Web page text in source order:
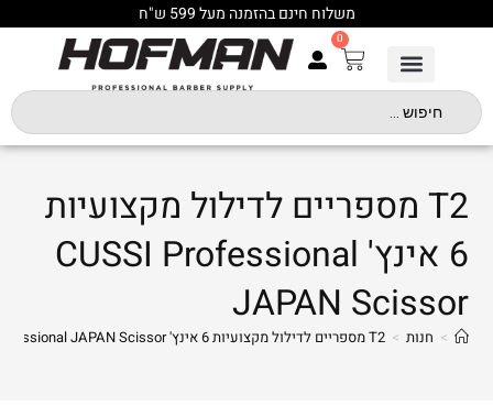
משלוח חינם בהזמנה מעל 599 ש"ח
0
T2 מספריים לדילול מקצועיות
6 אינץ' CUSSI Professional
JAPAN Scissor
> חנות > T2 מספריים לדילול מקצועיות 6 אינץ' CUSSI Professional JAPAN Scissor